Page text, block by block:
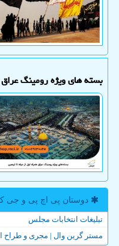
بسته های ویژه رومینگ عراق
دوستان پی اچ پی و جی
تبلیغات انتخابات مجلس
مستر گرین وال | مجری و طراح